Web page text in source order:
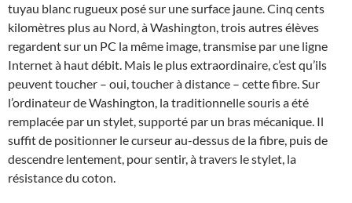
tuyau blanc rugueux posé sur une surface jaune. Cinq cents
kilomètres plus au Nord, à Washington, trois autres élèves
regardent sur un PC la même image, transmise par une ligne
Internet à haut débit. Mais le plus extraordinaire, c’est qu’ils
peuvent toucher – oui, toucher à distance – cette fibre. Sur
l’ordinateur de Washington, la traditionnelle souris a été
remplacée par un stylet, supporté par un bras mécanique. Il
suffit de positionner le curseur au-dessus de la fibre, puis de
descendre lentement, pour sentir, à travers le stylet, la
résistance du coton.